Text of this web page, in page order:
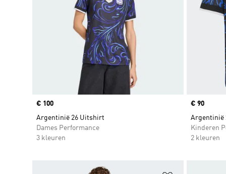
Price
€ 100
Argentinië 26 Uitshirt
Dames Performance
3 kleuren
Price
€ 90
Argentinië
Kinderen
2 kleuren